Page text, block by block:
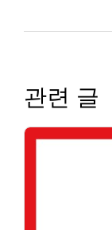
관련 글